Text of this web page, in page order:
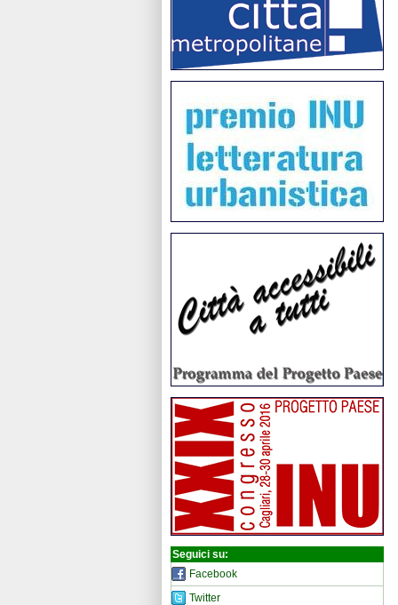
Seguici su:
Facebook
Twitter